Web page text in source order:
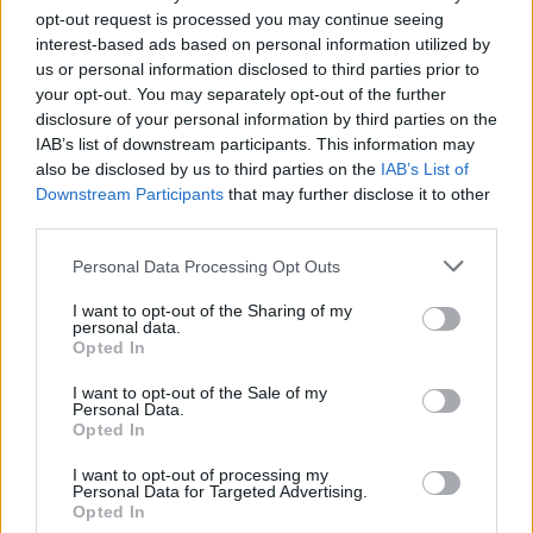
opt-out request is processed you may continue seeing
interest-based ads based on personal information utilized by
us or personal information disclosed to third parties prior to
your opt-out. You may separately opt-out of the further
disclosure of your personal information by third parties on the
IAB’s list of downstream participants. This information may
also be disclosed by us to third parties on the IAB’s List of
Downstream Participants that may further disclose it to other
Personal Data Processing Opt Outs
I want to opt-out of the Sharing of my
personal data.
Opted In
I want to opt-out of the Sale of my
Personal Data.
Opted In
I want to opt-out of processing my
Personal Data for Targeted Advertising.
Opted In
VTi
Senaste inlägget avXebers76 för 14 timmar sedaniProjekt
Antikrundan på 4 hjul! Ford Model T 1923
Senaste inlägget avXebers76 för 14 timmar sedaniProjekt
Manta b som ska räddas (kaross eller
delar sökes)
120 svar
Camaro som bruksbil?! 56 svar
Volvo 740 GLT Långtids Projekt
Volvo 142 Elkonvertering Elbil
Senaste inlägget av
Volkswagen split bus t1 1962
Senaste inlägget av